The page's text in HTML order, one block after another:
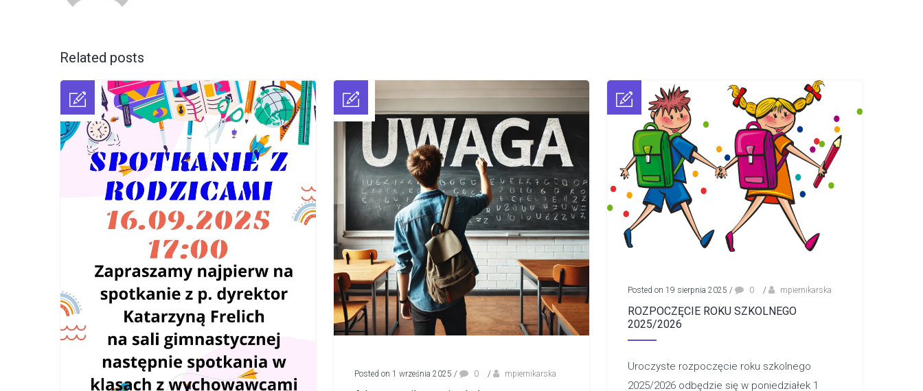
Related posts
Posted on 1 września 2025 / 0 / mpiernikarska
Posted on 19 sierpnia 2025 / 0 / mpiernikarska
ROZPOCZĘCIE ROKU SZKOLNEGO
2025/2026
Uroczyste rozpoczęcie roku szkolnego
2025/2026 odbędzie się w poniedziałek 1